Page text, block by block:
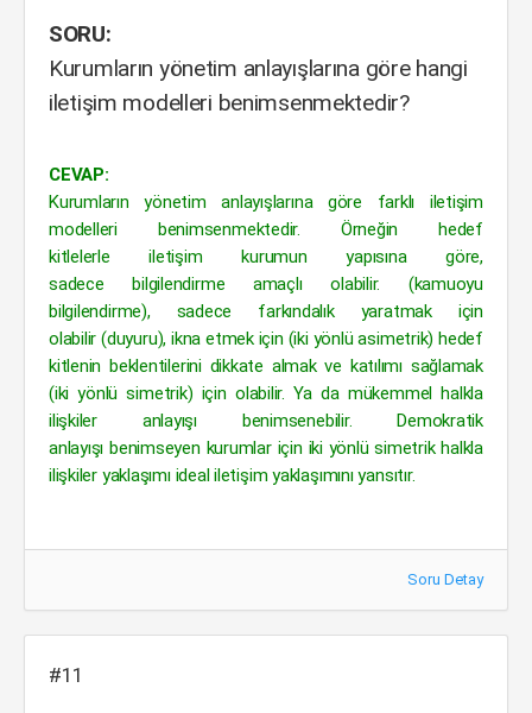
SORU:
Kurumların yönetim anlayışlarına göre hangi
iletişim modelleri benimsenmektedir?
CEVAP:
Kurumların yönetim anlayışlarına göre farklı iletişim
modelleri benimsenmektedir. Örneğin hedef
kitlelerle iletişim kurumun yapısına göre,
sadece bilgilendirme amaçlı olabilir. (kamuoyu
bilgilendirme), sadece farkındalık yaratmak için
olabilir (duyuru), ikna etmek için (iki yönlü asimetrik) hedef
kitlenin beklentilerini dikkate almak ve katılımı sağlamak
(iki yönlü simetrik) için olabilir. Ya da mükemmel halkla
ilişkiler anlayışı benimsenebilir. Demokratik
anlayışı benimseyen kurumlar için iki yönlü simetrik halkla
ilişkiler yaklaşımı ideal iletişim yaklaşımını yansıtır.
Soru Detay
#11